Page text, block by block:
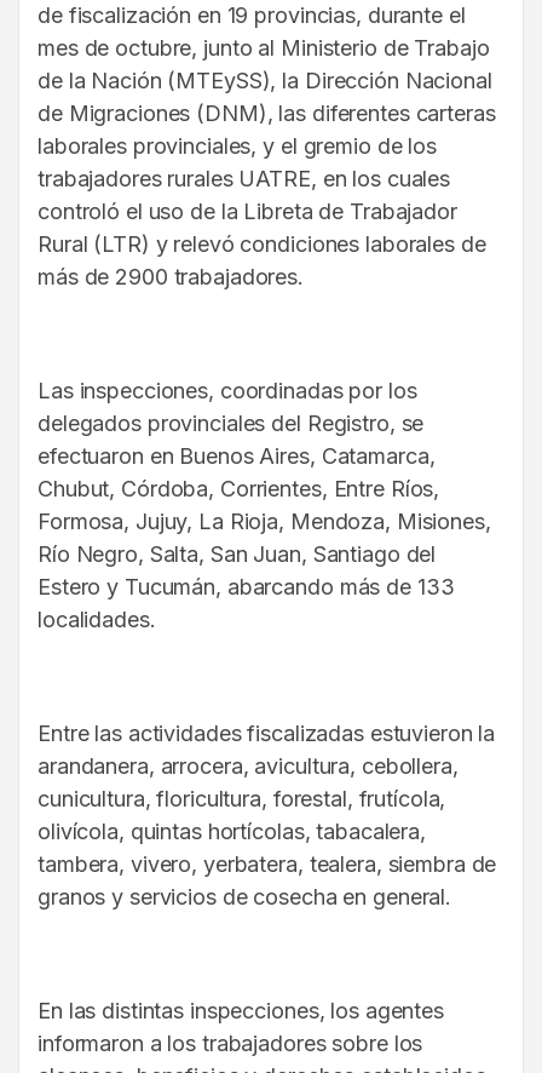
de fiscalización en 19 provincias, durante el
mes de octubre, junto al Ministerio de Trabajo
de la Nación (MTEySS), la Dirección Nacional
de Migraciones (DNM), las diferentes carteras
laborales provinciales, y el gremio de los
trabajadores rurales UATRE, en los cuales
controló el uso de la Libreta de Trabajador
Rural (LTR) y relevó condiciones laborales de
más de 2900 trabajadores.
Las inspecciones, coordinadas por los
delegados provinciales del Registro, se
efectuaron en Buenos Aires, Catamarca,
Chubut, Córdoba, Corrientes, Entre Ríos,
Formosa, Jujuy, La Rioja, Mendoza, Misiones,
Río Negro, Salta, San Juan, Santiago del
Estero y Tucumán, abarcando más de 133
localidades.
Entre las actividades fiscalizadas estuvieron la
arandanera, arrocera, avicultura, cebollera,
cunicultura, floricultura, forestal, frutícola,
olivícola, quintas hortícolas, tabacalera,
tambera, vivero, yerbatera, tealera, siembra de
granos y servicios de cosecha en general.
En las distintas inspecciones, los agentes
informaron a los trabajadores sobre los